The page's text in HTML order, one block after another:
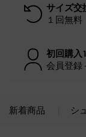
サイズ交
１回無料
初回購入
会員登録
新着商品 シ